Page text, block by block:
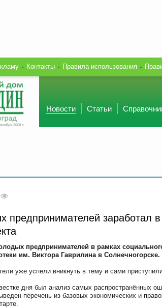
Контакты Правила использования
Новости Статьи
предпринимателей заработал
предпринимателей в рамках
им. Виктора Гаврилина в Солнечногорске.
уже успели вникнуть в тему и сами
дня был анализ самых распространённых
перечень из базовых экономических и